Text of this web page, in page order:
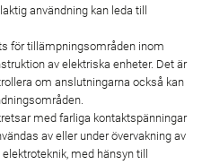
användning kan leda till
för tillämpningsområden inom
av elektriska enheter. Det är
om anslutningarna också kan
med farliga kontaktspänningar
av eller under övervakning av
med hänsyn till